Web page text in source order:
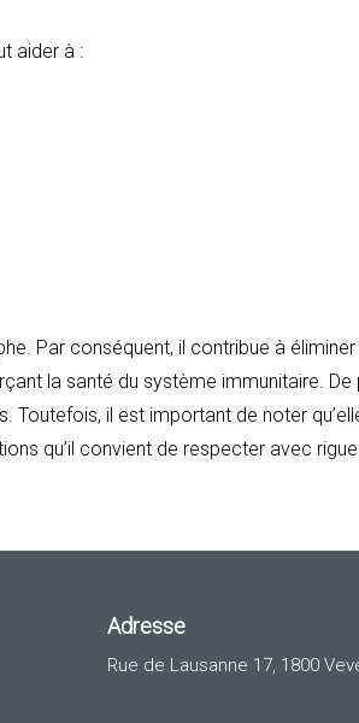
aider à :
Par conséquent, il contribue à éliminer
la santé du système immunitaire. De
Toutefois, il est important de noter
qu’il convient de respecter avec
Adresse
Rue de Lausanne 17, 1800